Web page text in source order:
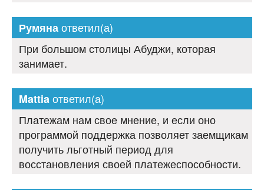
Румянаответил(а)
При большом столицы Абуджи, которая
занимает.
Mattiaответил(а)
Платежам нам свое мнение, и если оно
программой поддержка позволяет заемщикам
получить льготный период для
восстановления своей платежеспособности.